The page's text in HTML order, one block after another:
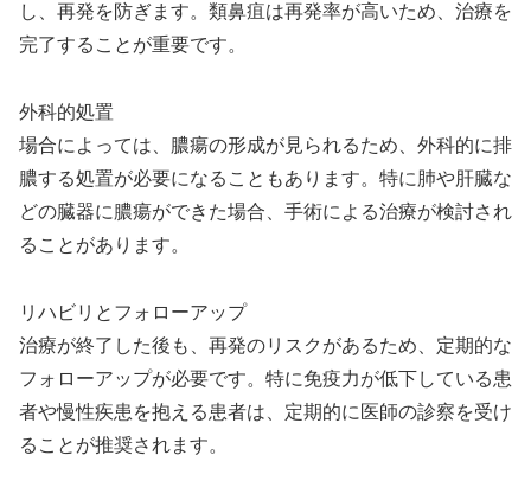
し、再発を防ぎます。類鼻疽は再発率が高いため、治療を
完了することが重要です。
外科的処置
場合によっては、膿瘍の形成が見られるため、外科的に排
膿する処置が必要になることもあります。特に肺や肝臓な
どの臓器に膿瘍ができた場合、手術による治療が検討され
ることがあります。
リハビリとフォローアップ
治療が終了した後も、再発のリスクがあるため、定期的な
フォローアップが必要です。特に免疫力が低下している患
者や慢性疾患を抱える患者は、定期的に医師の診察を受け
ることが推奨されます。